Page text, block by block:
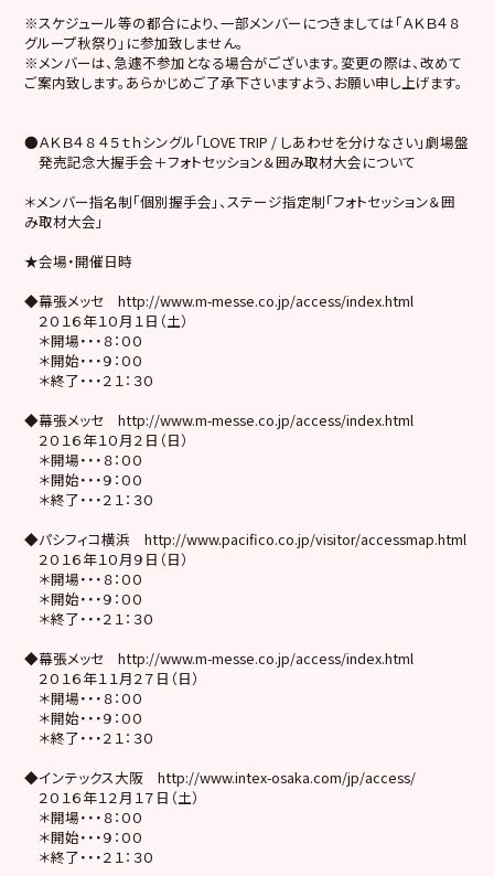
※スケジュール等の都合により、一部メンバーにつきましては「ＡＫＢ４８
グループ秋祭り」に参加致しません。
※メンバーは、急遽不参加となる場合がございます。変更の際は、改めて
ご案内致します。あらかじめご了承下さいますよう、お願い申し上げます。
●ＡＫＢ４８ ４５ｔｈシングル「LOVE TRIP / しあわせを分けなさい」劇場盤
発売記念大握手会＋フォトセッション＆囲み取材大会について
＊メンバー指名制「個別握手会」、ステージ指定制「フォトセッション＆囲
み取材大会」
★会場・開催日時
◆幕張メッセ http://www.m-messe.co.jp/access/index.html
２０１６年１０月１日（土）
＊開場・・・８：００
＊開始・・・９：００
＊終了・・・２１：３０
◆幕張メッセ http://www.m-messe.co.jp/access/index.html
２０１６年１０月２日（日）
＊開場・・・８：００
＊開始・・・９：００
＊終了・・・２１：３０
◆パシフィコ横浜 http://www.pacifico.co.jp/visitor/accessmap.html
２０１６年１０月９日（日）
＊開場・・・８：００
＊開始・・・９：００
＊終了・・・２１：３０
◆幕張メッセ http://www.m-messe.co.jp/access/index.html
２０１６年１１月２７日（日）
＊開場・・・８：００
＊開始・・・９：００
＊終了・・・２１：３０
◆インテックス大阪 http://www.intex-osaka.com/jp/access/
２０１６年１２月１７日（土）
＊開場・・・８：００
＊開始・・・９：００
＊終了・・・２１：３０